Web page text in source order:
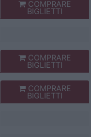
COMPRARE
BIGLIETTI
COMPRARE
BIGLIETTI
COMPRARE
BIGLIETTI